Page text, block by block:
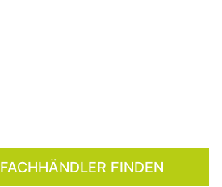
FACHHÄNDLER FINDEN